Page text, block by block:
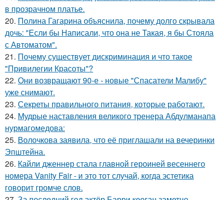
в прозрачном платье.
20. Полина Гагарина объяснила, почему долго скрывала
дочь: "Если бы Написали, что она не Такая, я бы Стояла
с Автоматом".
21. Почему существует дискриминация и что такое
"Привилегии Красоты"?
22. Они возвращают 90-е - новые "Спасатели Малибу"
уже снимают.
23. Секреты правильного питания, которые работают.
24. Мудрые наставления великого тренера Абдулманапа
нурмагомедова:
25. Волочкова заявила, что её приглашали на вечеринки
Эпштейна.
26. Кайли дженнер стала главной героиней весеннего
номера Vanity Fair - и это тот случай, когда эстетика
говорит громче слов.